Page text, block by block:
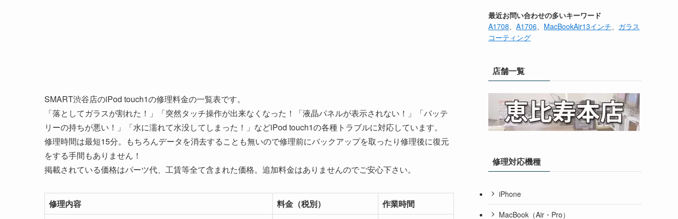
SMART渋谷店のiPod touch1の修理料金の一覧表です。
「落としてガラスが割れた！」「突然タッチ操作が出来なくなった！「液晶パネルが表示されない！」「バッテ
リーの持ちが悪い！」「水に濡れて水没してしまった！」などiPod touch1の各種トラブルに対応しています。
修理時間は最短15分。もちろんデータを消去することも無いので修理前にバックアップを取ったり修理後に復元
をする手間もありません！
掲載されている価格はパーツ代、工賃等全て含まれた価格。追加料金はありませんのでご安心下さい。
修理内容 料金（税別）
作業時間
最近お問い合わせの多いキーワード
A1708、 A1706、 MacBookAir13インチ、 ガラス
コーティング
店舗一覧
修理対応機種
iPhone
MacBook（Air・Pro）